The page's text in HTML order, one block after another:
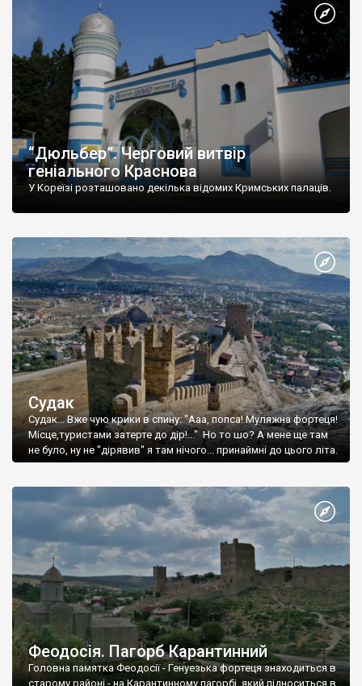
“Дюльбер”. Черговий витвір
геніального Краснова
У Кореїзі розташовано декілька відомих Кримських палаців.
Судак
Судак... Вже чую крики в спину: "Ааа, попса! Муляжна фортеця!
Місце,туристами затерте до дір!..." Но то шо? А мене ще там
не було, ну не "дірявив" я там нічого... принаймні до цього літа.
Феодосія. Пагорб Карантинний
Головна памятка Феодосії - Генуезька фортеця знаходиться в
старому районі - на Карантинному пагорбі, який підноситься в